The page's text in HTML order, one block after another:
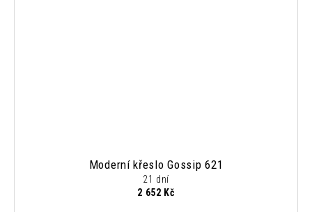
Moderní křeslo Gossip 621
21 dní
2 652 Kč